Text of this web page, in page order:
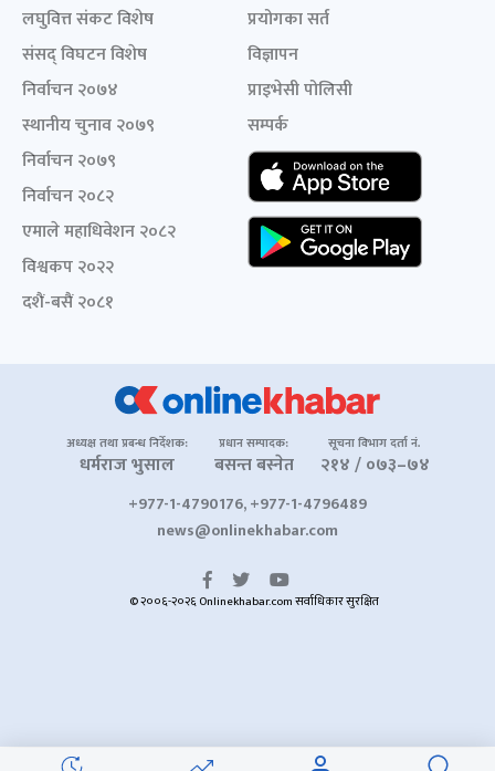
लघुवित्त संकट विशेष
संसद् विघटन विशेष
निर्वाचन २०७४
स्थानीय चुनाव २०७९
निर्वाचन २०७९
निर्वाचन २०८२
एमाले महाधिवेशन २०८२
विश्वकप २०२२
दशैं-बसैं २०८१
प्रयोगका सर्त
विज्ञापन
प्राइभेसी पोलिसी
सम्पर्क
अध्यक्ष तथा प्रबन्ध निर्देशक:
धर्मराज भुसाल
प्रधान सम्पादक:
बसन्त बस्नेत
सूचना विभाग दर्ता नं.
२१४ / ०७३–७४
+977-1-4790176, +977-1-4796489
news@onlinekhabar.com
© २००६-२०२६ Onlinekhabar.com सर्वाधिकार सुरक्षित